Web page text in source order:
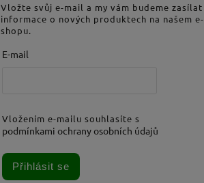
Vložte svůj e-mail a my vám budeme zasílat
informace o nových produktech na našem e-
shopu.
E-mail
Vložením e-mailu souhlasíte s
podmínkami ochrany osobních údajů
Přihlásit se